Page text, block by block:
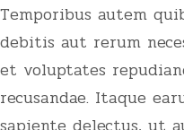
Temporibus autem
debitis aut rerum
et voluptates
recusandae. Itaque